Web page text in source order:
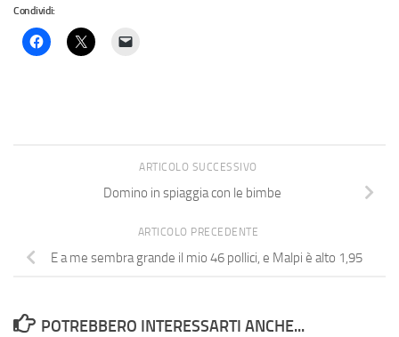
Condividi:
ARTICOLO SUCCESSIVO
Domino in spiaggia con le bimbe
ARTICOLO PRECEDENTE
E a me sembra grande il mio 46 pollici, e Malpi è alto 1,95
POTREBBERO INTERESSARTI ANCHE...